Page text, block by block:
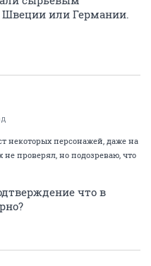
или Германии.
некоторых персонажей, даже на
проверял, но подозреваю, что
что в